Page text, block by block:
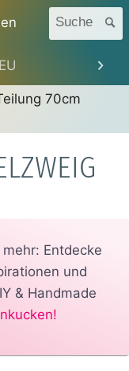
Suche
70cm
Entdecke
und
& Handmade